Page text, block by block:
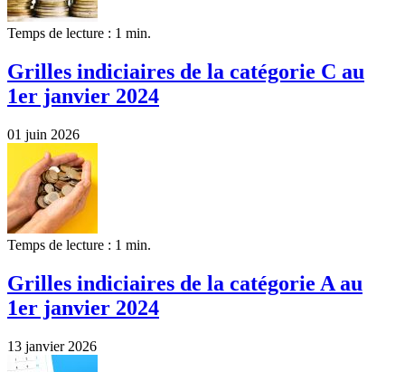
Temps de lecture : 1 min.
Grilles indiciaires de la catégorie C au
1er janvier 2024
01 juin 2026
Temps de lecture : 1 min.
Grilles indiciaires de la catégorie A au
1er janvier 2024
13 janvier 2026